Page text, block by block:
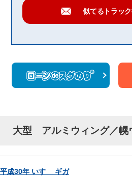
似てるトラック
大型 アルミウィング／幌
平成30年 いすゞ ギガ